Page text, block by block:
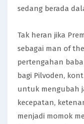
sedang berada
Tak heran jika
sebagai man of
pertengahan
bagi Pilvoden,
untuk mengubah
kecepatan,
menjadi momok